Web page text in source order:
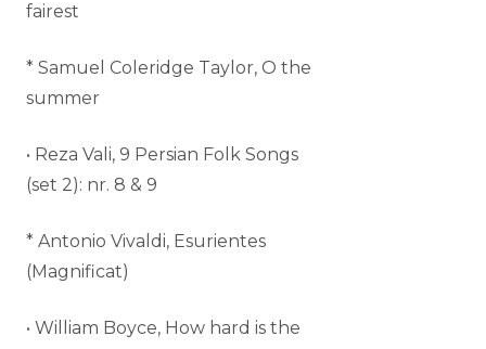
fairest
* Samuel Coleridge Taylor, O the
summer
• Reza Vali, 9 Persian Folk Songs
(set 2): nr. 8 & 9
* Antonio Vivaldi, Esurientes
(Magnificat)
• William Boyce, How hard is the